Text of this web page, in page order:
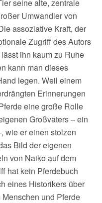
seine alte, zentrale
Umwandler von
assoziative Kraft, der
Zugriff des Autors
ihn kaum zu Ruhe
kann man dieses
legen. Weil einem
Erinnerungen
eine große Rolle
Großvaters – ein
wie er einen stolzen
Bild der eigenen
von Naiko auf dem
hat kein Pferdebuch
eines Historikers über
und Pferde